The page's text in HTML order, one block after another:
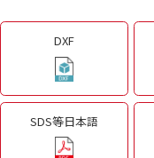
DXF
SDS等日本語